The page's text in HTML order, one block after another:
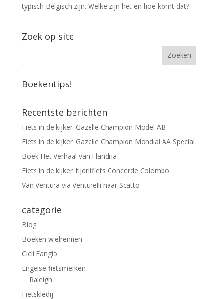
typisch Belgisch zijn. Welke zijn het en hoe komt dat?
Zoek op site
Boekentips!
Recentste berichten
Fiets in de kijker: Gazelle Champion Model AB
Fiets in de kijker: Gazelle Champion Mondial AA Special
Boek Het Verhaal van Flandria
Fiets in de kijker: tijdritfiets Concorde Colombo
Van Ventura via Venturelli naar Scatto
categorie
Blog
Boeken wielrennen
Cicli Fangio
Engelse fietsmerken
Raleigh
Fietskledij